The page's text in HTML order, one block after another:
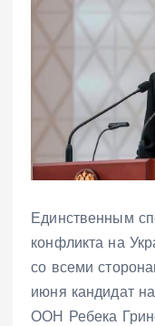
Единственным
конфликта на
со всеми
июня кандидат
ООН Ребека